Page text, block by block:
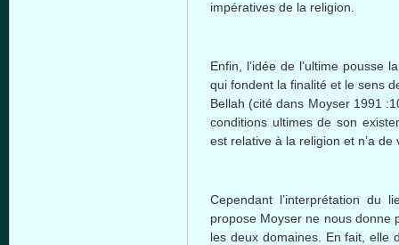
impératives de la religion.
Enfin l’idée de l’ultime pousse
quifondent lafinalité et lesens
Bellah (cité dans Moyser1991
conditions ultimesde son
est relative à la religion et n’a de
Cependant l’interprétation du
propose Moyser ne nous donne
les deux domaines. En fait,elle